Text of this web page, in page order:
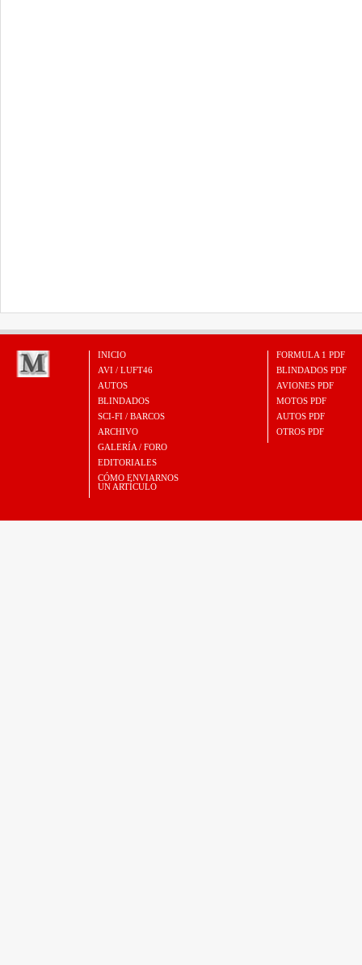
INICIO
AVI / LUFT46
AUTOS
BLINDADOS
SCI-FI / BARCOS
ARCHIVO
GALERÍA / FORO
EDITORIALES
CÓMO ENVIARNOS
UN ARTÍCULO
FORMULA 1 PDF
BLINDADOS PDF
AVIONES PDF
MOTOS PDF
AUTOS PDF
OTROS PDF